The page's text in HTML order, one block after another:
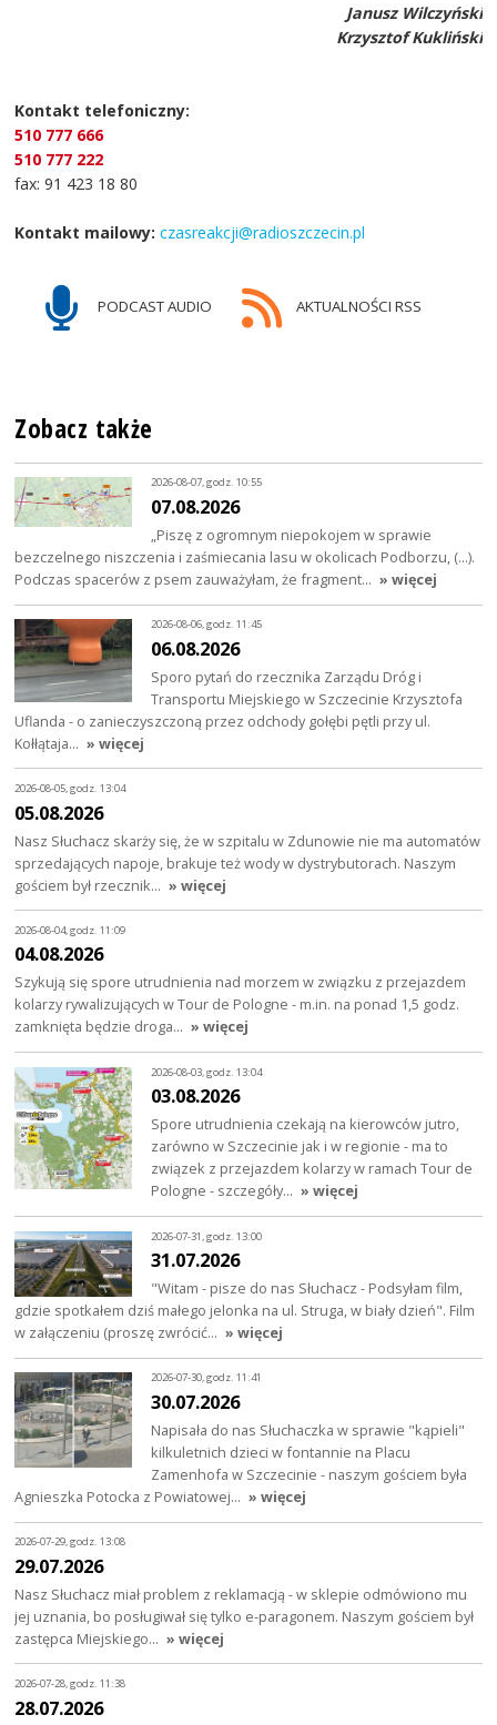
Janusz Wilczyński
Krzysztof Kukliński
Kontakt telefoniczny:
510 777 666
510 777 222
fax: 91 423 18 80
Kontakt mailowy: czasreakcji@radioszczecin.pl
PODCAST AUDIO AKTUALNOŚCI RSS
Zobacz także
2026-08-07, godz. 10:55
07.08.2026
„Piszę z ogromnym niepokojem w sprawie
bezczelnego niszczenia i zaśmiecania lasu w okolicach Podborzu, (…).
Podczas spacerów z psem zauważyłam, że fragment… » więcej
2026-08-06, godz. 11:45
06.08.2026
Sporo pytań do rzecznika Zarządu Dróg i
Transportu Miejskiego w Szczecinie Krzysztofa
Uflanda - o zanieczyszczoną przez odchody gołębi pętli przy ul.
Kołłątaja… » więcej
2026-08-05, godz. 13:04
05.08.2026
Nasz Słuchacz skarży się, że w szpitalu w Zdunowie nie ma automatów
sprzedających napoje, brakuje też wody w dystrybutorach. Naszym
gościem był rzecznik… » więcej
2026-08-04, godz. 11:09
04.08.2026
Szykują się spore utrudnienia nad morzem w związku z przejazdem
kolarzy rywalizujących w Tour de Pologne - m.in. na ponad 1,5 godz.
zamknięta będzie droga… » więcej
2026-08-03, godz. 13:04
03.08.2026
Spore utrudnienia czekają na kierowców jutro,
zarówno w Szczecinie jak i w regionie - ma to
związek z przejazdem kolarzy w ramach Tour de
Pologne - szczegóły… » więcej
2026-07-31, godz. 13:00
31.07.2026
"Witam - pisze do nas Słuchacz - Podsyłam film,
gdzie spotkałem dziś małego jelonka na ul. Struga, w biały dzień". Film
w załączeniu (proszę zwrócić… » więcej
2026-07-30, godz. 11:41
30.07.2026
Napisała do nas Słuchaczka w sprawie "kąpieli"
kilkuletnich dzieci w fontannie na Placu
Zamenhofa w Szczecinie - naszym gościem była
Agnieszka Potocka z Powiatowej… » więcej
2026-07-29, godz. 13:08
29.07.2026
Nasz Słuchacz miał problem z reklamacją - w sklepie odmówiono mu
jej uznania, bo posługiwał się tylko e-paragonem. Naszym gościem był
zastępca Miejskiego… » więcej
2026-07-28, godz. 11:38
28.07.2026